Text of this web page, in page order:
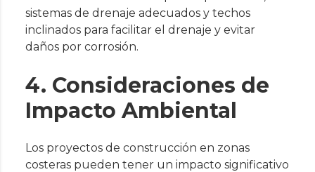
sistemas de drenaje adecuados y techos
inclinados para facilitar el drenaje y evitar
daños por corrosión.
4. Consideraciones de
Impacto Ambiental
Los proyectos de construcción en zonas
costeras pueden tener un impacto significativo